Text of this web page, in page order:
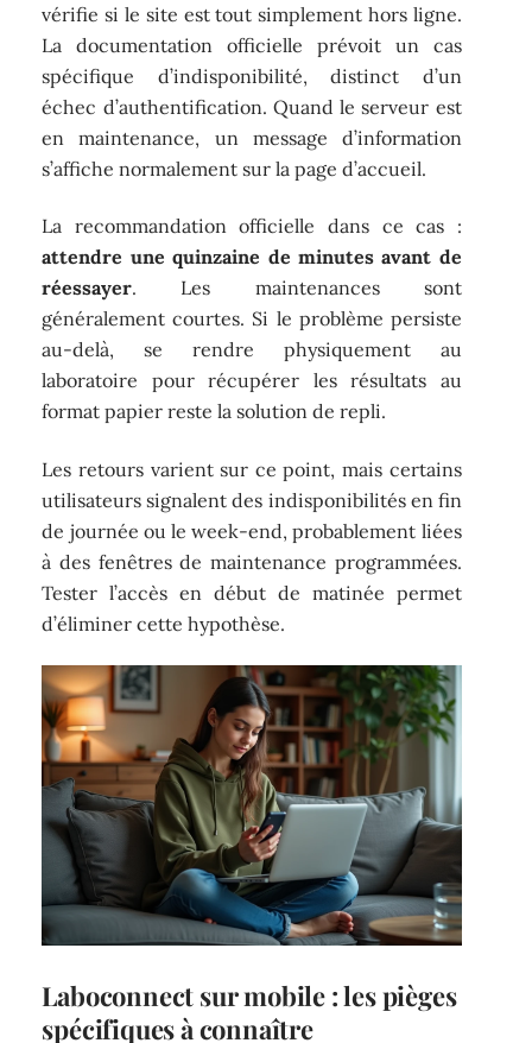
vérifie si le site est tout simplement hors ligne.
La documentation officielle prévoit un cas
spécifique d’indisponibilité, distinct d’un
échec d’authentification. Quand le serveur est
en maintenance, un message d’information
s’affiche normalement sur la page d’accueil.
La recommandation officielle dans ce cas :
attendre une quinzaine de minutes avant de
réessayer. Les maintenances sont
généralement courtes. Si le problème persiste
au-delà, se rendre physiquement au
laboratoire pour récupérer les résultats au
format papier reste la solution de repli.
Les retours varient sur ce point, mais certains
utilisateurs signalent des indisponibilités en fin
de journée ou le week-end, probablement liées
à des fenêtres de maintenance programmées.
Tester l’accès en début de matinée permet
d’éliminer cette hypothèse.
Laboconnect sur mobile : les pièges
spécifiques à connaître